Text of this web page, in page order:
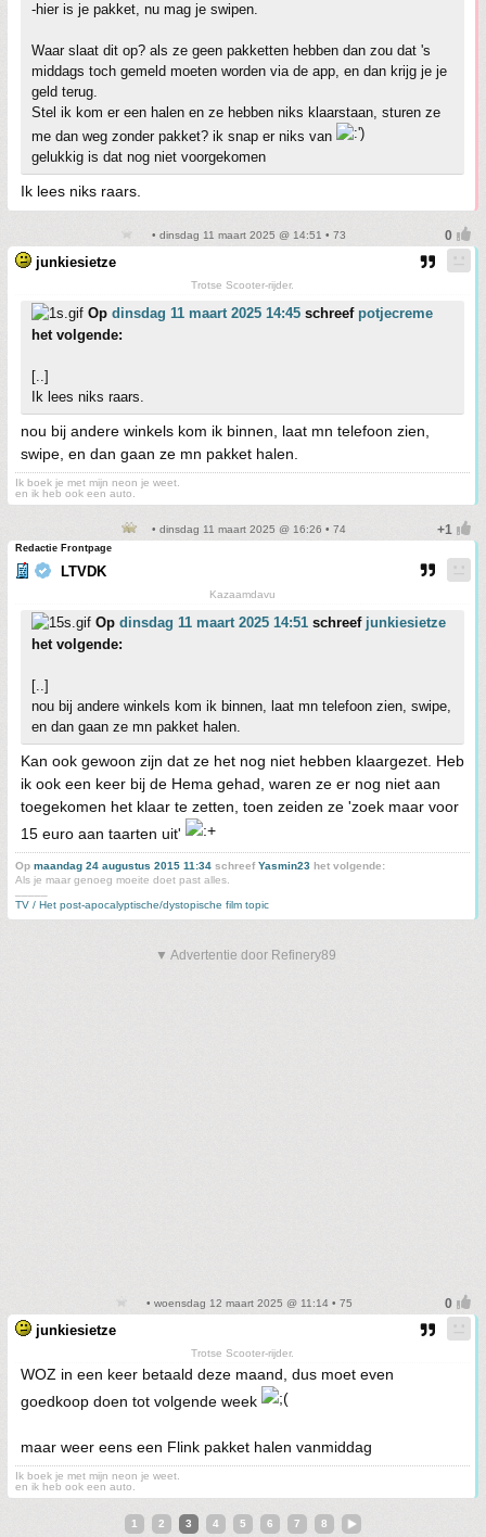
-hier is je pakket, nu mag je swipen.
Waar slaat dit op? als ze geen pakketten hebben dan zou dat 's
middags toch gemeld moeten worden via de app, en dan krijg je je
geld terug.
Stel ik kom er een halen en ze hebben niks klaarstaan, sturen ze
me dan weg zonder pakket? ik snap er niks van
gelukkig is dat nog niet voorgekomen
Ik lees niks raars.
• dinsdag 11 maart 2025 @ 14:51 • 73
junkiesietze
Trotse Scooter-rijder.
Op dinsdag 11 maart 2025 14:45 schreef potjecreme
het volgende:
[..]
Ik lees niks raars.
nou bij andere winkels kom ik binnen, laat mn telefoon zien,
swipe, en dan gaan ze mn pakket halen.
Ik boek je met mijn neon je weet.
en ik heb ook een auto.
• dinsdag 11 maart 2025 @ 16:26 • 74
Redactie Frontpage
LTVDK
Kazaamdavu
Op dinsdag 11 maart 2025 14:51 schreef junkiesietze
het volgende:
[..]
nou bij andere winkels kom ik binnen, laat mn telefoon zien, swipe,
en dan gaan ze mn pakket halen.
Kan ook gewoon zijn dat ze het nog niet hebben klaargezet. Heb
ik ook een keer bij de Hema gehad, waren ze er nog niet aan
toegekomen het klaar te zetten, toen zeiden ze 'zoek maar voor
15 euro aan taarten uit'
Op maandag 24 augustus 2015 11:34 schreefYasmin23 het volgende:
Als je maar genoeg moeite doet past alles.
TV / Het post-apocalyptische/dystopische film topic
▼ Advertentie door Refinery89
• woensdag 12 maart 2025 @ 11:14 • 75
junkiesietze
Trotse Scooter-rijder.
WOZ in een keer betaald deze maand, dus moet even
goedkoop doen tot volgende week
maar weer eens een Flink pakket halen vanmiddag
Ik boek je met mijn neon je weet.
en ik heb ook een auto.
1 2 3 4 5 6 7 8